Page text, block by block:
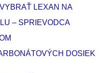
LEXAN NA
– SPRIEVODCA
DOSIEK